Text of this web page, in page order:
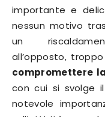
importante e
nessun motivo
un
all’opposto,
compromettere
con cui si svolge
notevole